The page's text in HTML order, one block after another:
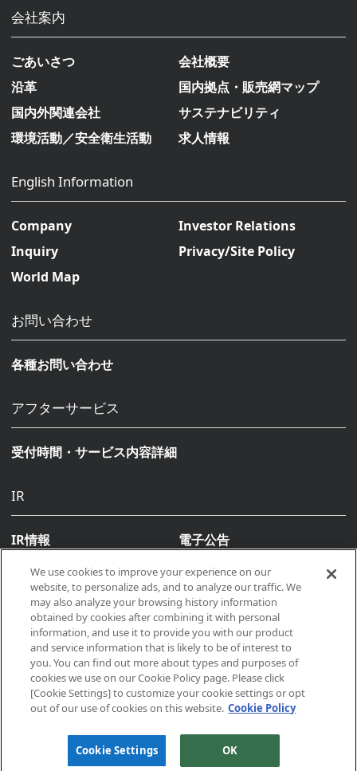
会社案内
ごあいさつ
会社概要
沿革
国内拠点・販売網マップ
国内外関連会社
サステナビリティ
環境活動／安全衛生活動
求人情報
English Information
Company
Investor Relations
Inquiry
Privacy/Site Policy
World Map
お問い合わせ
各種お問い合わせ
アフターサービス
受付時間・サービス内容詳細
IR
IR情報 電子公告
Copyright © 2026, Makino All rights reserved
サイトポリシー
プライバシーポリシー
クッキーポリシー
We use cookies to improve your experience on our
website, to personalize ads, and to analyze our traffic. We
may also analyze your browsing history information
obtained by cookies after combining it with personal
information, and use it to provide you with our product
and service information that is likely to be of interest to
you. You can find out more about types and purposes of
cookies we use on our Cookie Policy page. Please click
[Cookie Settings] to customize your cookie settings or opt
out of our use of cookies on this website. Cookie Policy
Cookie Settings OK